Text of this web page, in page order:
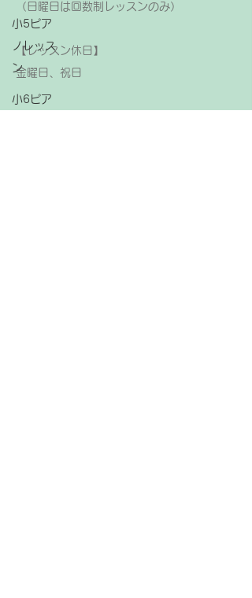
小5ピア
ノレッス
ン
小6ピア
（日曜日は回数制レッスンのみ）
【レッスン休日】
金曜日、祝日